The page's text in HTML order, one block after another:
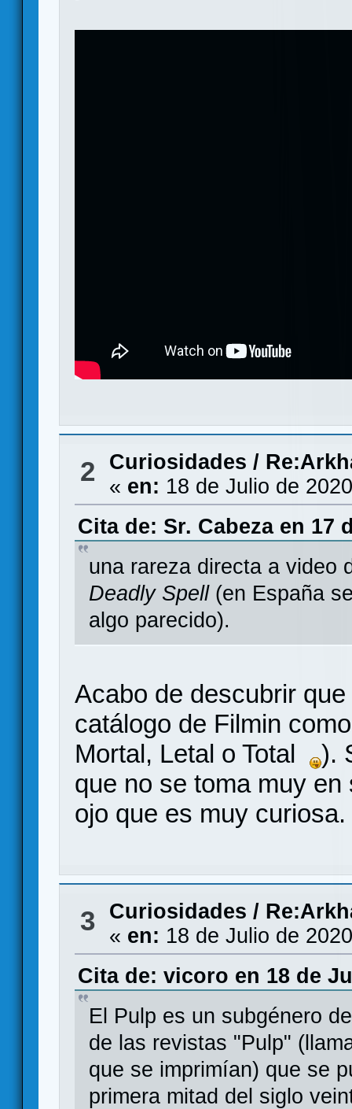
2 Curiosidades /
« en: 18 de Julio de
Cita de: Sr. Cabeza en 17
una rareza directa a video
Deadly Spell(en España
algo parecido).
Acabo de descubrir
catálogo de Filmin
Mortal, Letal o Total ).
que no se toma muy
ojo que es muy curiosa.
3 Curiosidades /
« en: 18 de Julio de
Cita de: vicoro en 18 de
El Pulp es un subgénero
de las revistas "Pulp"
que se imprimían) que se
primera mitad del siglo